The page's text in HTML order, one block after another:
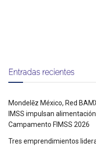
Entradas recientes
Mondelēz México, Red
IMSS impulsan
Campamento FIMSS 2026
Tres emprendimientos